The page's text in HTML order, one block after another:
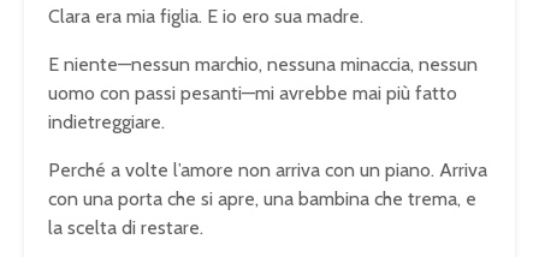
Clara era mia figlia. E io ero sua madre.
E niente—nessun marchio, nessuna minaccia, nessun
uomo con passi pesanti—mi avrebbe mai più fatto
indietreggiare.
Perché a volte l’amore non arriva con un piano. Arriva
con una porta che si apre, una bambina che trema, e
la scelta di restare.